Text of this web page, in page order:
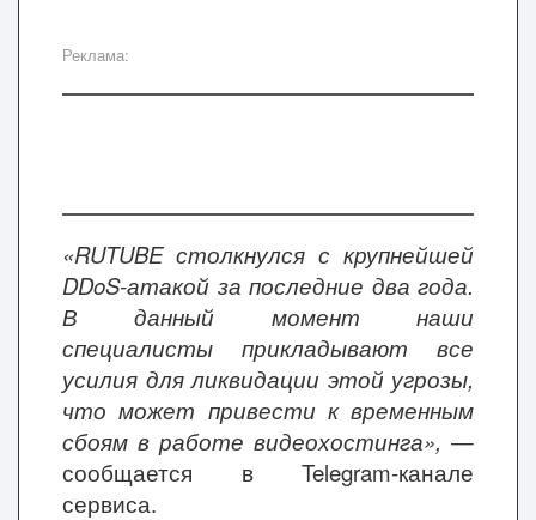
Реклама:
«RUTUBE столкнулся с крупнейшей
DDoS-атакой за последние два года.
В данный момент наши
специалисты прикладывают все
усилия для ликвидации этой угрозы,
что может привести к временным
сбоям в работе видеохостинга», —
сообщается в Telegram-канале
сервиса.